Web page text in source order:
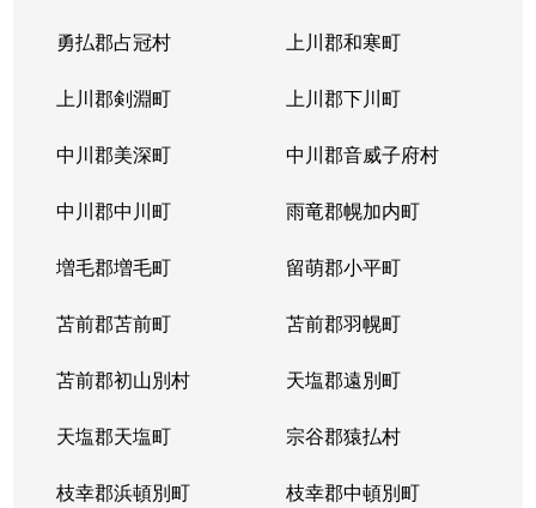
勇払郡占冠村 上川郡和寒町
上川郡剣淵町 上川郡下川町
中川郡美深町 中川郡音威子府村
中川郡中川町 雨竜郡幌加内町
増毛郡増毛町 留萌郡小平町
苫前郡苫前町 苫前郡羽幌町
苫前郡初山別村 天塩郡遠別町
天塩郡天塩町 宗谷郡猿払村
枝幸郡浜頓別町 枝幸郡中頓別町